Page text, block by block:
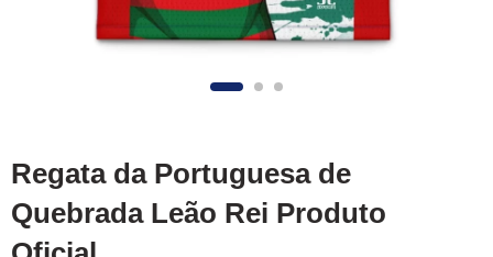
Regata da Portuguesa de
Quebrada Leão Rei Produto